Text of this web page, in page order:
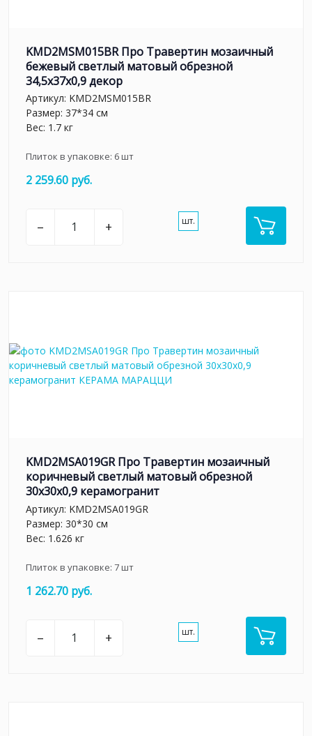
KMD2MSM015BR Про Травертин мозаичный
бежевый светлый матовый обрезной
34,5x37x0,9 декор
Артикул: KMD2MSM015BR
Размер: 37*34 см
Вес: 1.7 кг
Плиток в упаковке: 6шт
2 259.60 руб.
– + шт.
KMD2MSA019GR Про Травертин мозаичный
коричневый светлый матовый обрезной
30x30x0,9 керамогранит
Артикул: KMD2MSA019GR
Размер: 30*30 см
Вес: 1.626 кг
Плиток в упаковке: 7шт
1 262.70 руб.
– + шт.